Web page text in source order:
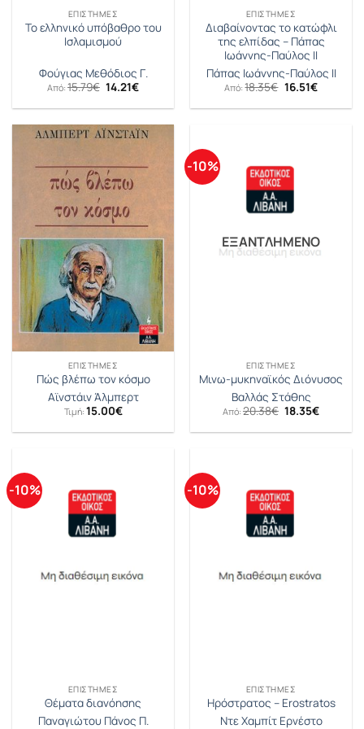
ΕΠΙΣΤΉΜΕΣ
Το ελληνικό υπόβαθρο του
Ισλαμισμού
Φούγιας Μεθόδιος Γ.
Από: 15.79€ Original
was:
14.21€Η
τιμή
14.21€.
ΕΠΙΣΤΉΜΕΣ
Διαβαίνοντας το κατώφλι
της ελπίδας – Πάπας
Ιωάννης-Παύλος ΙΙ
Πάπας Ιωάννης-Παύλος ΙΙ
Από:18.35€ Original
was:
16.51€Η
τιμή
ΕΠΙΣΤΉΜΕΣ
Πώς βλέπω τον κόσμο
Αϊνστάιν Άλμπερτ
Τιμή: 15.00€
-10%
ΕΞΑΝΤΛΗΜΈΝΟ
ΕΠΙΣΤΉΜΕΣ
Μινω-μυκηναϊκός Διόνυσος
Βαλλάς Στάθης
Από: 20.38€ Original
was:
18.35€Η
τιμή
-10%
ΕΠΙΣΤΉΜΕΣ
Θέματα διανόησης
Παναγιώτου Πάνος Π.
-10%
ΕΠΙΣΤΉΜΕΣ
Ηρόστρατος – Erostratos
Ντε Χαμπίτ Ερνέστο